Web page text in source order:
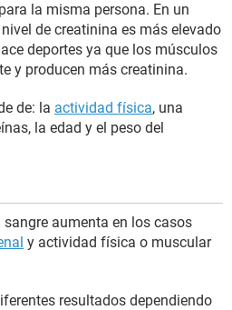
la misma persona. En un
de creatinina es más elevado
deportes ya que los músculos
y producen más creatinina.
de: la actividad física, una
la edad y el peso del
aumenta en los casos
y actividad física o muscular
resultados dependiendo